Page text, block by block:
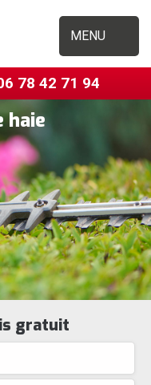
MENU
78 42 71 94
haie
gratuit